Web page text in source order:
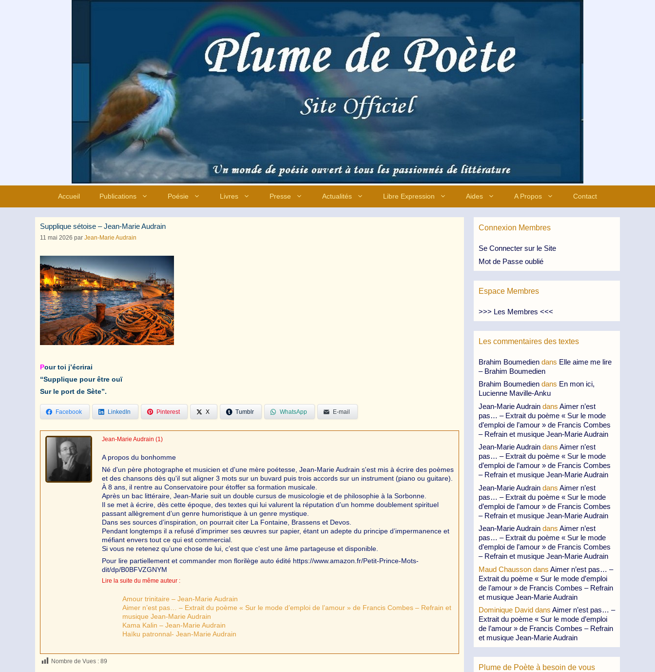
Accueil Publications Poésie Livres Presse Actualités Libre Expression Aides A Propos Contact
Supplique sétoise – Jean-Marie Audrain
11 mai 2026 par Jean-Marie Audrain
Pour toi j’écrirai
“Supplique pour être ouï
Sur le port de Sète”.
Facebook LinkedIn Pinterest X Tumblr WhatsApp E-mail
Jean-Marie Audrain (1)
A propos du bonhomme
Né d'un père photographe et musicien et d'une mère poétesse, Jean-Marie Audrain s'est mis à écrire des poèmes
et des chansons dès qu'il sut aligner 3 mots sur un buvard puis trois accords sur un instrument (piano ou guitare).
À 8 ans, il rentre au Conservatoire pour étoffer sa formation musicale.
Après un bac littéraire, Jean-Marie suit un double cursus de musicologie et de philosophie à la Sorbonne.
Il se met à écrire, dès cette époque, des textes qui lui valurent la réputation d’un homme doublement spirituel
passant allègrement d’un genre humoristique à un genre mystique.
Dans ses sources d’inspiration, on pourrait citer La Fontaine, Brassens et Devos.
Pendant longtemps il a refusé d’imprimer ses œuvres sur papier, étant un adepte du principe d’impermanence et
méfiant envers tout ce qui est commercial.
Si vous ne retenez qu’une chose de lui, c’est que c’est une âme partageuse et disponible.
Pour lire partiellement et commander mon florilège auto édité https://www.amazon.fr/Petit-Prince-Mots-
dit/dp/B0BFVZGNYM
Lire la suite du même auteur :
Amour trinitaire – Jean-Marie Audrain
Aimer n’est pas… – Extrait du poème « Sur le mode d’emploi de l’amour » de Francis Combes – Refrain et
musique Jean-Marie Audrain
Kama Kalin – Jean-Marie Audrain
Haïku patronnal- Jean-Marie Audrain
Nombre de Vues : 89
Connexion Membres
Se Connecter sur le Site
Mot de Passe oublié
Espace Membres
>>> Les Membres <<<
Les commentaires des textes
Brahim Boumedien dans Elle aime me lire
– Brahim Boumedien
Brahim Boumedien dans En mon ici,
Lucienne Maville-Anku
Jean-Marie Audrain dans Aimer n’est
pas… – Extrait du poème « Sur le mode
d’emploi de l’amour » de Francis Combes
– Refrain et musique Jean-Marie Audrain
Jean-Marie Audrain dans Aimer n’est
pas… – Extrait du poème « Sur le mode
d’emploi de l’amour » de Francis Combes
– Refrain et musique Jean-Marie Audrain
Jean-Marie Audrain dans Aimer n’est
pas… – Extrait du poème « Sur le mode
d’emploi de l’amour » de Francis Combes
– Refrain et musique Jean-Marie Audrain
Jean-Marie Audrain dans Aimer n’est
pas… – Extrait du poème « Sur le mode
d’emploi de l’amour » de Francis Combes
– Refrain et musique Jean-Marie Audrain
Maud Chausson dans Aimer n’est pas… –
Extrait du poème « Sur le mode d’emploi
de l’amour » de Francis Combes – Refrain
et musique Jean-Marie Audrain
Dominique David dans Aimer n’est pas… –
Extrait du poème « Sur le mode d’emploi
de l’amour » de Francis Combes – Refrain
et musique Jean-Marie Audrain
Plume de Poète à besoin de vous